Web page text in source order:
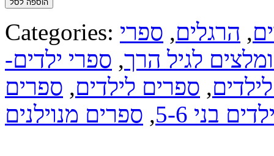
הוספה לסל
Categories: , הרגלים, ספרי
לגיל הרך, ספרי ילדים-
, ספרים לילדים, ספרים
בני 5-6
, ספרים מנוילנים